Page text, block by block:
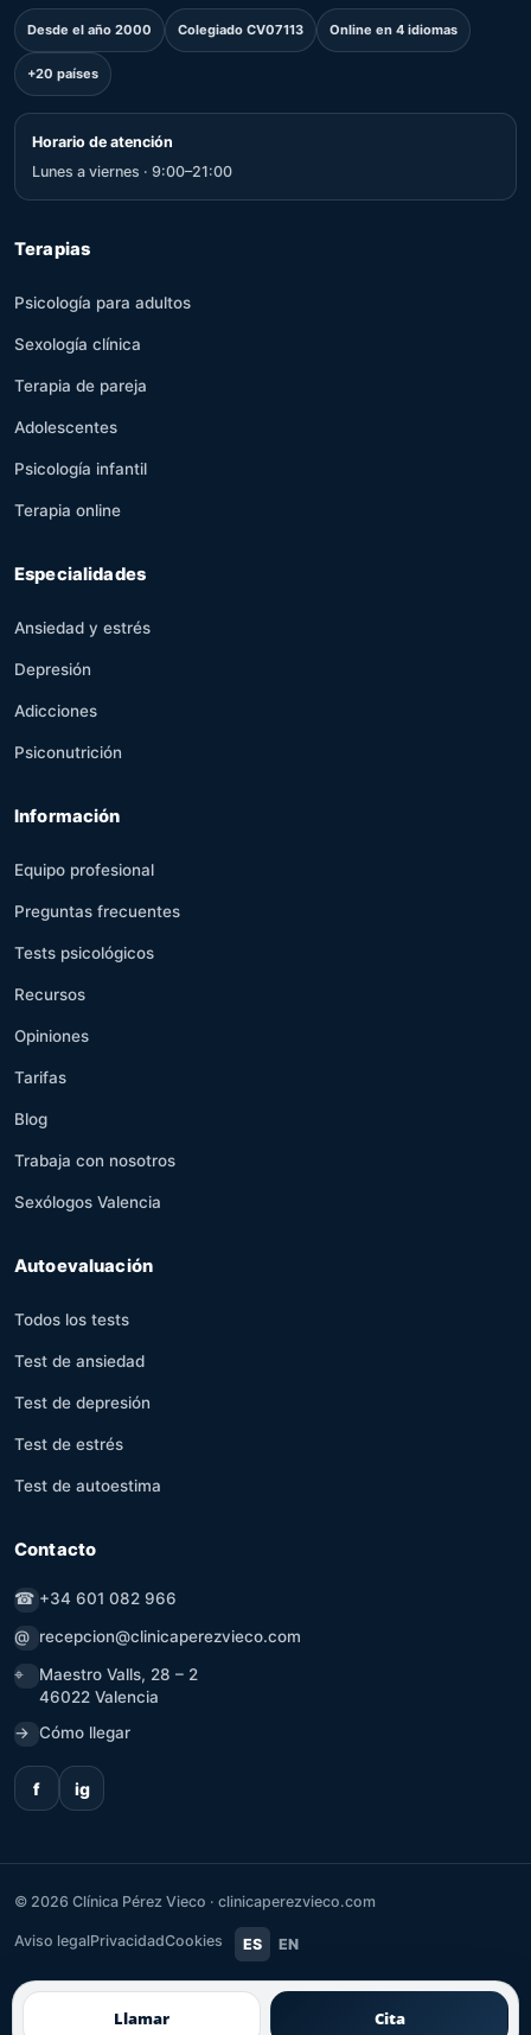
Desde el año 2000 Colegiado CV07113 Online en 4 idiomas
+20 países
Horario de atención
Lunes a viernes · 9:00–21:00
Terapias
Psicología para adultos
Sexología clínica
Terapia de pareja
Adolescentes
Psicología infantil
Terapia online
Especialidades
Ansiedad y estrés
Depresión
Adicciones
Psiconutrición
Información
Equipo profesional
Preguntas frecuentes
Tests psicológicos
Recursos
Opiniones
Tarifas
Blog
Trabaja con nosotros
Sexólogos Valencia
Autoevaluación
Todos los tests
Test de ansiedad
Test de depresión
Test de estrés
Test de autoestima
Contacto
☎ +34 601 082 966
@ recepcion@clinicaperezvieco.com
⌖
Maestro Valls, 28 – 2
46022 Valencia
→ Cómo llegar
f ig
© 2026 Clínica Pérez Vieco · clinicaperezvieco.com
Aviso legalPrivacidadCookies ES EN
Llamar Cita